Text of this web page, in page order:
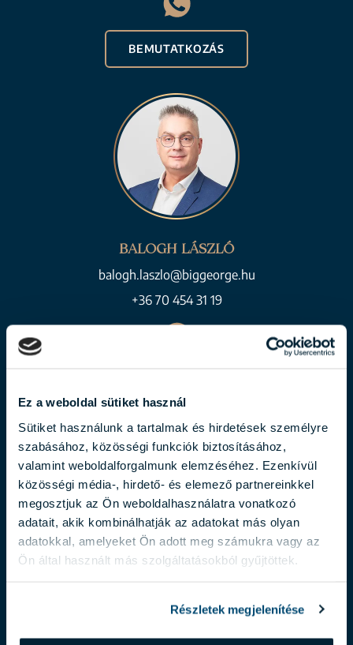
Ez a weboldal sütiket használ
Sütiket használunk a tartalmak és hirdetések személyre
szabásához, közösségi funkciók biztosításához,
valamint weboldalforgalmunk elemzéséhez. Ezenkívül
közösségi média-, hirdető- és elemező partnereinkkel
megosztjuk az Ön weboldalhasználatra vonatkozó
adatait, akik kombinálhatják az adatokat más olyan
adatokkal, amelyeket Ön adott meg számukra vagy az
Ön által használt más szolgáltatásokból gyűjtöttek.
Részletek megjelenítése
BEMUTATKOZÁS
BALOGH LÁSZLÓ
balogh.laszlo@biggeorge.hu
+36 70 454 31 19
MOLNÁR ALDA
molnar.alda@biggeorge.hu